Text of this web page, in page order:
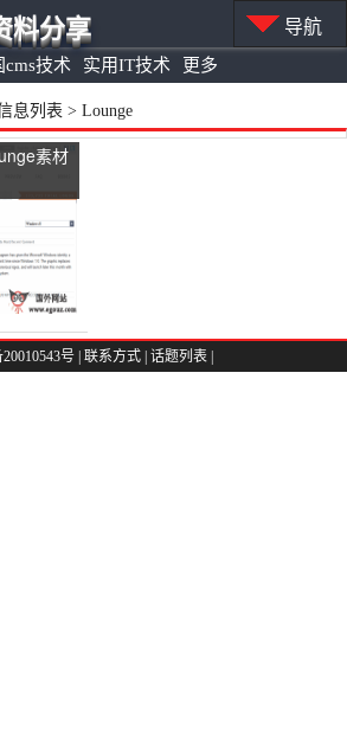
cms技术 实用IT技术 更多
料分享 导航
息列表 > Lounge
素材
号 联系方式 话题列表